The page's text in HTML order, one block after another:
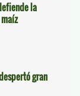
la
gran